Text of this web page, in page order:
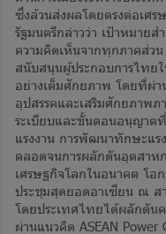
ซึ่งล้วนส่งผลโดยตรงต่อเศ
รัฐมนตรีกล่าวว่า เป้าหมาย
ความคิดเห็นจากทุกภาคส่วน
สนับสนุนผู้ประกอบการไทย
อย่างเต็มศักยภาพ โดยที่ผ่
อุปสรรคและเสริมศักยภาพภ
ระเบียบและขั้นตอนอนุญาต
แรงงาน การพัฒนาทักษะแ
ตลอดจนการผลักดันอุตสาห
เศรษฐกิจโลกในอนาคต โอ
ประชุมสุดยอดอาเซียน ณ ส
โดยประเทศไทยได้ผลักดัน
ผ่านแนวคิด ASEAN Power